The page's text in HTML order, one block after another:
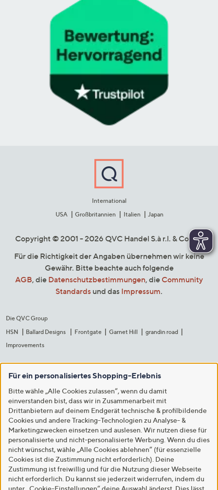
International
USA
Großbritannien Italien Japan
Copyright © 2001 - 2026 QVC Handel S.à r.l. & Co. KG
Für die Richtigkeit der Angaben übernehmen wir keine
Gewähr. Bitte beachte auch folgende
AGB, die Datenschutzbestimmungen, die Community
Standards und das Impressum.
Die QVC Group
HSN
Ballard Designs Frontgate Garnet Hill
grandin road
Improvements
Für ein personalisiertes Shopping-Erlebnis
Bitte wähle „Alle Cookies zulassen“, wenn du damit
einverstanden bist, dass wir in Zusammenarbeit mit
Drittanbietern auf deinem Endgerät technische & profilbildende
Cookies und andere Tracking-Technologien zu Analyse- &
Marketingzwecken einsetzen und auslesen. Wir nutzen diese für
personalisierte und nicht-personalisierte Werbung. Wenn du dies
nicht wünschst, wähle „Alle Cookies ablehnen“ (für essenzielle
Cookies ist die Zustimmung nicht erforderlich). Deine
Zustimmung ist freiwillig und für die Nutzung dieser Webseite
nicht erforderlich. Du kannst sie jederzeit widerrufen, indem du
unter „Cookie-Einstellungen“ deine Auswahl änderst. Dies lässt